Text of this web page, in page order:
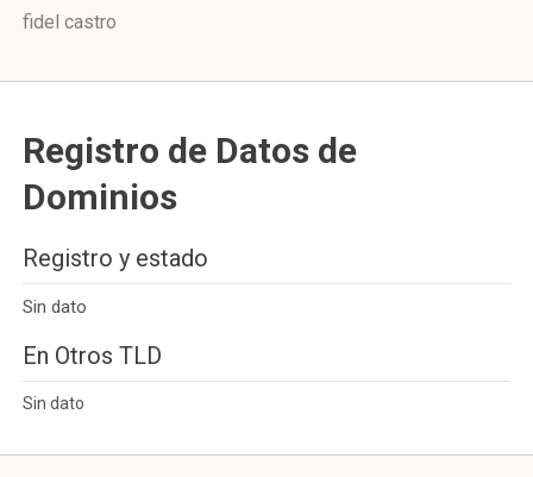
fidel castro
Registro de Datos de
Dominios
Registro y estado
Sin dato
En Otros TLD
Sin dato